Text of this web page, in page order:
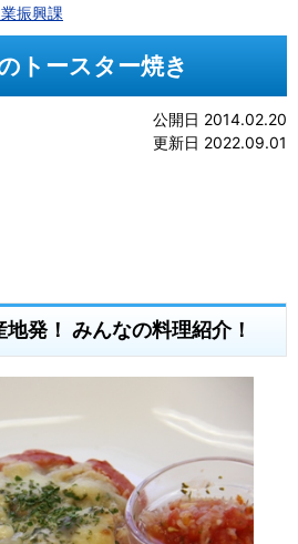
振興課
トースター焼き
公開日 2014.02.20
更新日 2022.09.01
！ みんなの料理紹介！